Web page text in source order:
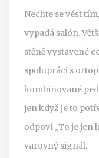
Nechte se vést
vypadá salón.
stěně vystavené
spolupráci s
kombinované
jen když je to
odpoví „To je jen
varovný signál.